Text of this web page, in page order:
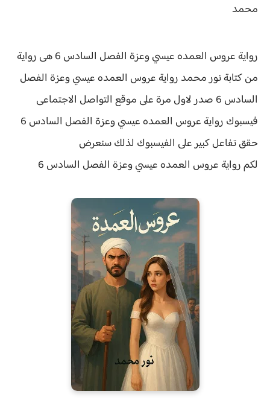
محمد
رواية عروس العمده عيسي وعزة الفصل السادس 6 هى رواية
من كتابة نور محمد رواية عروس العمده عيسي وعزة الفصل
السادس 6 صدر لاول مرة على موقع التواصل الاجتماعى
فيسبوك رواية عروس العمده عيسي وعزة الفصل السادس 6
حققتفاعل كبير على الفيسبوك لذلك سنعرض
لكمرواية عروس العمده عيسي وعزة الفصل السادس 6